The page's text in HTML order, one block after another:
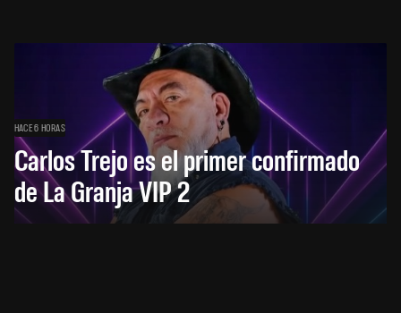
HACE 6 HORAS
Carlos Trejo es el primer confirmado
de La Granja VIP 2